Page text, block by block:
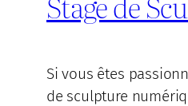
Si vous êtes
de sculpture